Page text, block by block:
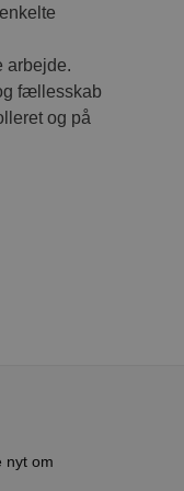
arbejde.
fællesskab
og på
nyt om